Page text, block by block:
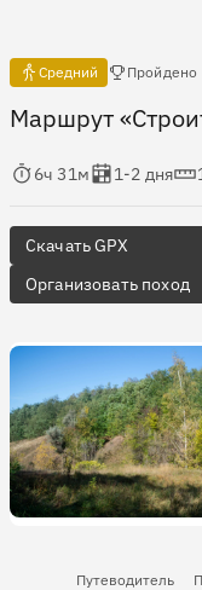
Средний Пройдено
Маршрут
в пути
6ч 31м
Оценка в днях
1-2 дня
Скачать GPX
Организовать поход
Путеводитель